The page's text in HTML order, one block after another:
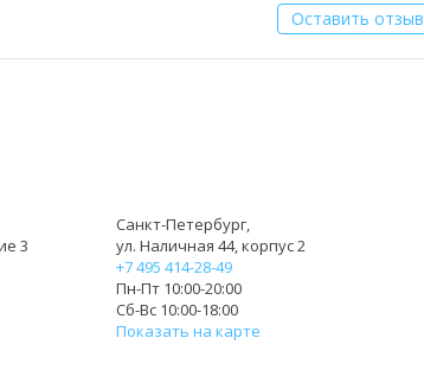
Оставить отзыв
3
Санкт-Петербург,
ул. Наличная 44, корпус 2
+7 495 414-28-49
Пн-Пт 10:00-20:00
Сб-Вс 10:00-18:00
Показать на карте